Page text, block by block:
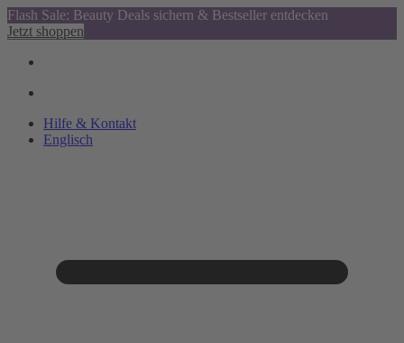
Flash Sale: Beauty Deals sichern & Bestseller entdecken
Jetzt shoppen
Hilfe & Kontakt
Englisch